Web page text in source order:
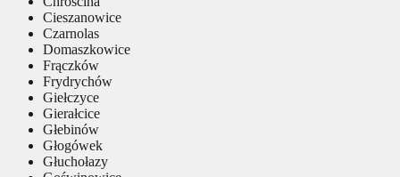
Cieszanowice
Czarnolas
Domaszkowice
Frączków
Frydrychów
Giełczyce
Gierałcice
Głebinów
Głogówek
Głuchołazy